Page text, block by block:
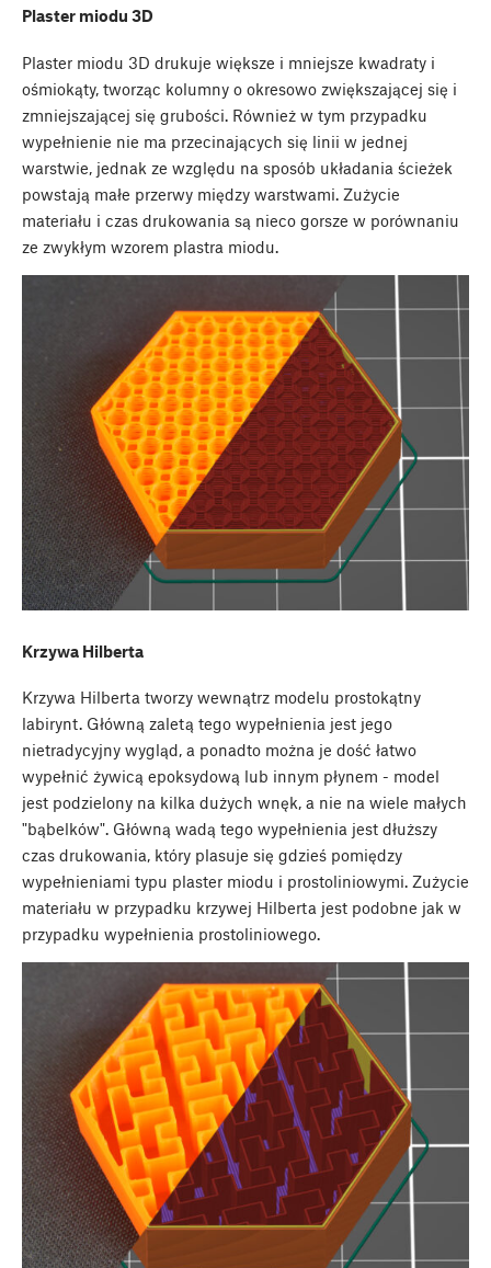
Plaster miodu 3D
Plaster miodu 3D drukuje większe i mniejsze kwadraty i
ośmiokąty, tworząc kolumny o okresowo zwiększającej się i
zmniejszającej się grubości. Również w tym przypadku
wypełnienie nie ma przecinających się linii w jednej
warstwie, jednak ze względu na sposób układania ścieżek
powstają małe przerwy między warstwami. Zużycie
materiału i czas drukowania są nieco gorsze w porównaniu
ze zwykłym wzorem plastra miodu.
Krzywa Hilberta
Krzywa Hilberta tworzy wewnątrz modelu prostokątny
labirynt. Główną zaletą tego wypełnienia jest jego
nietradycyjny wygląd, a ponadto można je dość łatwo
wypełnić żywicą epoksydową lub innym płynem - model
jest podzielony na kilka dużych wnęk, a nie na wiele małych
"bąbelków". Główną wadą tego wypełnienia jest dłuższy
czas drukowania, który plasuje się gdzieś pomiędzy
wypełnieniami typu plaster miodu i prostoliniowymi. Zużycie
materiału w przypadku krzywej Hilberta jest podobne jak w
przypadku wypełnienia prostoliniowego.